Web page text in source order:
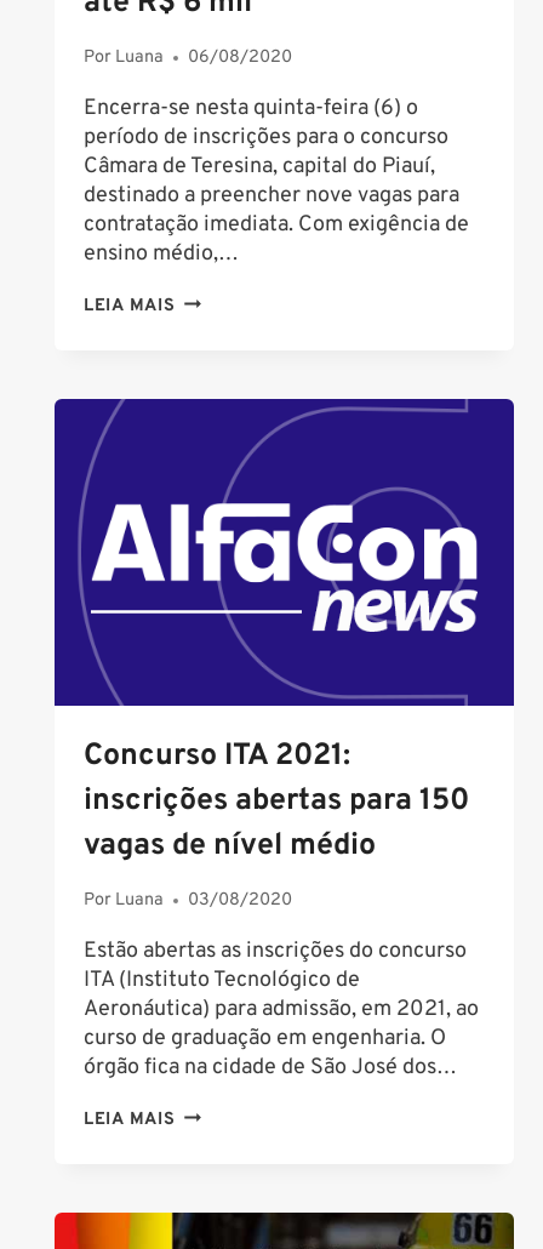
VAGAS
2021
Por Luana 06/08/2020
Encerra-se nesta quinta-feira (6) o
período de inscrições para o concurso
Câmara de Teresina, capital do Piauí,
destinado a preencher nove vagas para
contratação imediata. Com exigência de
ensino médio,…
LEIA MAIS CONCURSO
DE
INSCRIÇÕES
CARGOS
6
Concurso ITA 2021:
inscrições abertas para 150
vagas de nível médio
Por Luana 03/08/2020
Estão abertas as inscrições do concurso
ITA (Instituto Tecnológico de
Aeronáutica) para admissão, em 2021, ao
curso de graduação em engenharia. O
órgão fica na cidade de São José dos…
LEIA MAIS CONCURSO
ABERTAS